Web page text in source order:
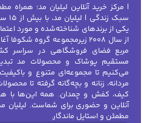
| مرکز خرید آنلاین لیلیان مد؛
یکی از برندهای شناخته‌شده و مورد
مربع فضای فروشگاهی در سراسر
مستقیم پوشاک و محصولات مد
می‌کنیم تا مجموعه‌ای متنوع و باکیفیت
مردانه، زنانه و بچه‌گانه گرفته تا
کیف، کفش و چمدان. همه این‌ها با
آنلاین و حضوری برای شماست. لیلیان
مطمئن و استایل ماندگار.